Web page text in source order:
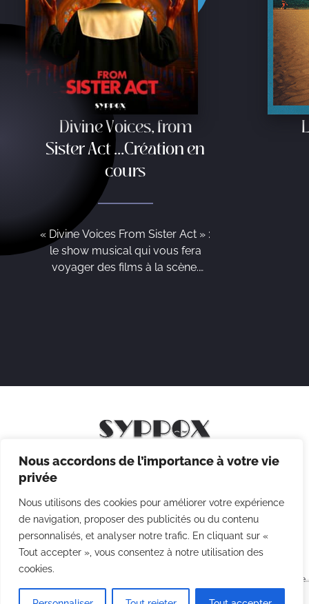
Nous accordons de l’importance à votre vie
privée
Nous utilisons des cookies pour améliorer votre expérience
de navigation, proposer des publicités ou du contenu
personnalisés, et analyser notre trafic. En cliquant sur «
Tout accepter », vous consentez à notre utilisation des
cookies.
Divine Voices, from
Sister Act …Création en
cours
« Divine Voices From Sister Act » :
le show musical qui vous fera
voyager des films à la scène.
Van Cartier à […]
Mentions légales
Politique des cookies
CGV
Agence
Point Com